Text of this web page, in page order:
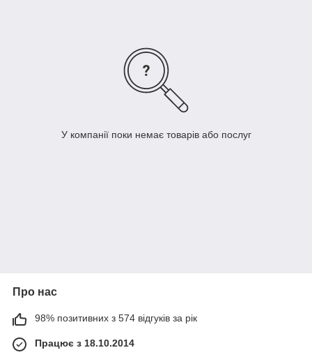
У компанії поки немає товарів або послуг
Про нас
98% позитивних з 574 відгуків за рік
Працює з 18.10.2014